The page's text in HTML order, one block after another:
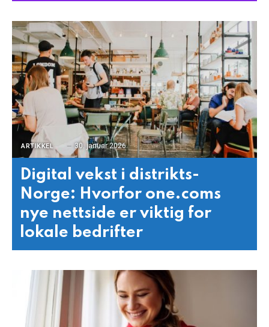
ARTIKKEL 30. januar 2026
Digital vekst i distrikts-
Norge: Hvorfor one.coms
nye nettside er viktig for
lokale bedrifter